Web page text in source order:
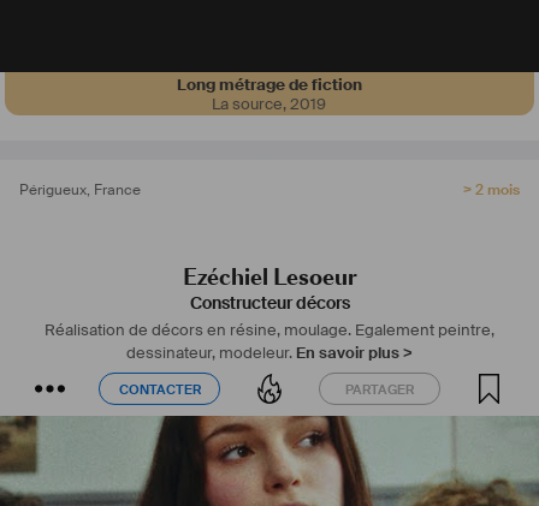
Long métrage de fiction
La source,2019
Périgueux, France > 2 mois
Ezéchiel Lesoeur
Constructeur décors
Réalisation de décors en résine, moulage. Egalement peintre,
dessinateur, modeleur. En savoir plus >
CONTACTER PARTAGER
CONTACTER PARTAGER